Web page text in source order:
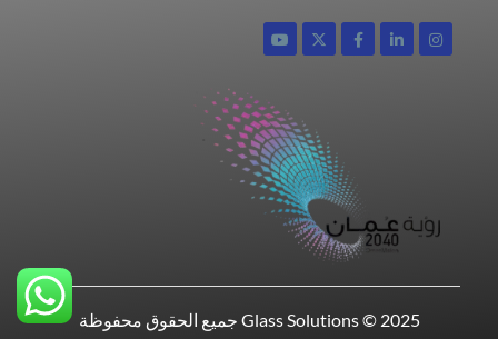
Glass Solutions © 2025 جميع الحقوق محفوظة